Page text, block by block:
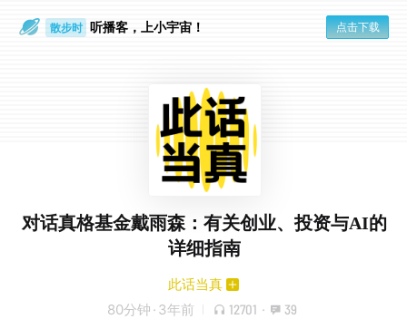
散步时 听播客，上小宇宙！ 点击下载
对话真格基金戴雨森：有关创业、投资与AI的
详细指南
此话当真
80分钟 · 3年前 12701 · 39